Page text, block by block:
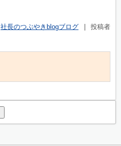
社長のつぶやきblogブログ
投稿者